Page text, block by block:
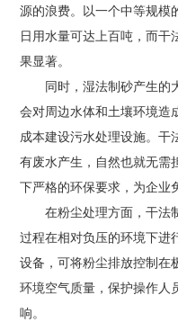
程
案
新
闻
心
关
源的浪费。以一个中等规模
日用水量可达上百吨，而干
果显著。
同时，湿法制砂产生的
会对周边水体和土壤环境造
成本建设污水处理设施。干
有废水产生，自然也就无需
下严格的环保要求，为企业
在粉尘处理方面，干法
过程在相对负压的环境下进
设备，可将粉尘排放控制在
环境空气质量，保护操作人
响。